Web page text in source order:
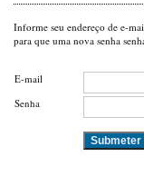
Informe seu endereço de e-
para que uma nova senha
E-mail
Senha